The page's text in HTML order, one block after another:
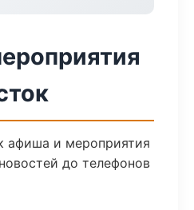
афиша и мероприятия
до телефонов